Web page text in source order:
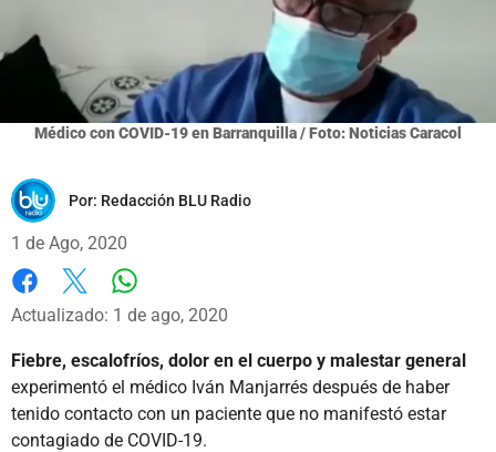
Médico con COVID-19 en Barranquilla / Foto: Noticias Caracol
Por: Redacción BLU Radio
1 de Ago, 2020
Facebook
X
Actualizado: 1 de ago, 2020
Fiebre, escalofríos, dolor en el cuerpo y malestar general
experimentó el médico Iván Manjarrés después de haber
tenido contacto con un paciente que no manifestó estar
contagiado de COVID-19.